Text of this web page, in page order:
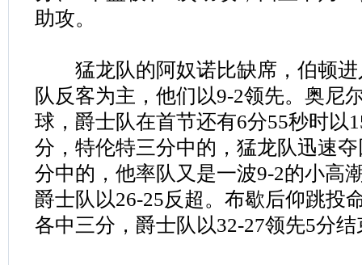
助攻。
猛龙队的阿奴诺比缺席，伯顿进
队反客为主，他们以9-2领先。奥尼
球，爵士队在首节还有6分55秒时以
分，特伦特三分中的，猛龙队迅速
分中的，他率队又是一波9-2的小高
爵士队以26-25反超。布歇后仰跳投
各中三分，爵士队以32-27领先5分